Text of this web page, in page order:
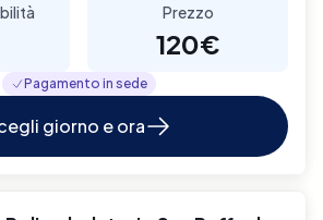
Prezzo
120€
Pagamento in sede
giorno e ora